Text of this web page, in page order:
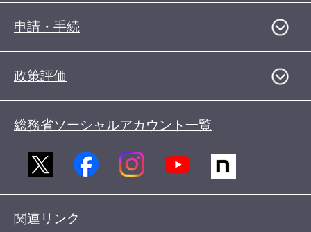
申請・手続
政策評価
総務省ソーシャルアカウント一覧
関連リンク